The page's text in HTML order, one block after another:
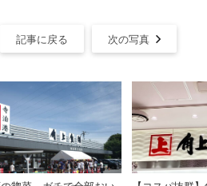
記事に戻る 次の写真